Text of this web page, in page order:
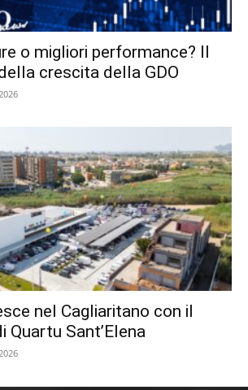
o migliori performance? Il
crescita della GDO
nel Cagliaritano con il
Quartu Sant’Elena